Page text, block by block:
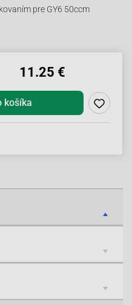
pre GY6 50ccm
11.25 €
košíka